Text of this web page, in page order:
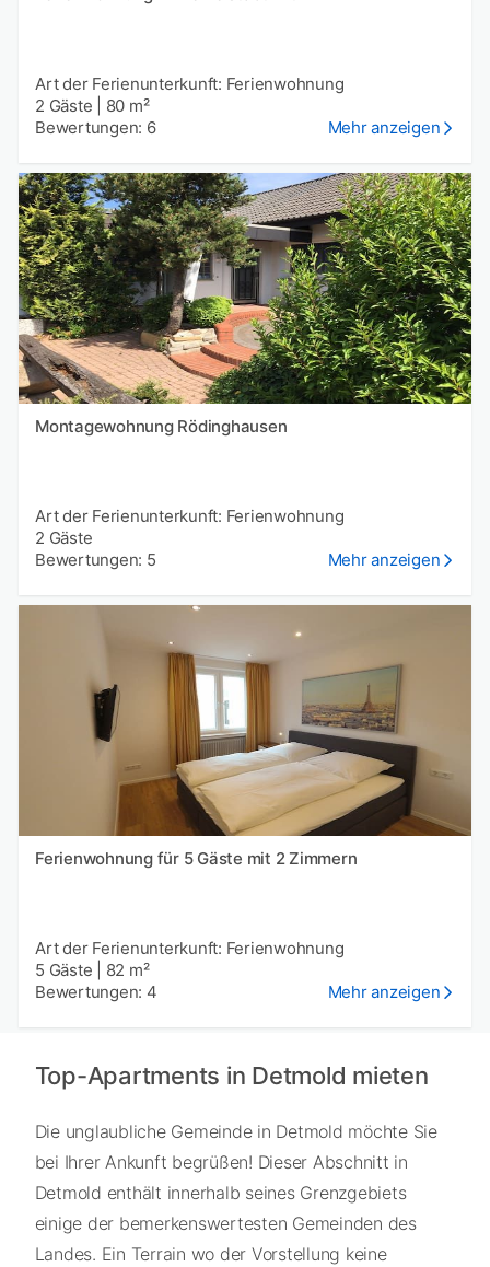
Art der Ferienunterkunft: Ferienwohnung
2 Gäste
80 m²
Bewertungen: 6
Mehr anzeigen
Montagewohnung Rödinghausen
Art der Ferienunterkunft: Ferienwohnung
2 Gäste
Bewertungen: 5
Mehr anzeigen
Ferienwohnung für 5 Gäste mit 2 Zimmern
Art der Ferienunterkunft: Ferienwohnung
5 Gäste
82 m²
Bewertungen: 4
Mehr anzeigen
Top-Apartments in Detmold mieten
Die unglaubliche Gemeinde in Detmold möchte Sie
bei Ihrer Ankunft begrüßen! Dieser Abschnitt in
Detmold enthält innerhalb seines Grenzgebiets
einige der bemerkenswertesten Gemeinden des
Landes. Ein Terrain wo der Vorstellung keine